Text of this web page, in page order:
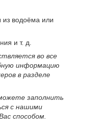
из водоёма или
и т. д.
во все
информацию
в разделе
заполнить
с нашими
способом.